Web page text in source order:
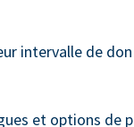
intervalle de don
et options de